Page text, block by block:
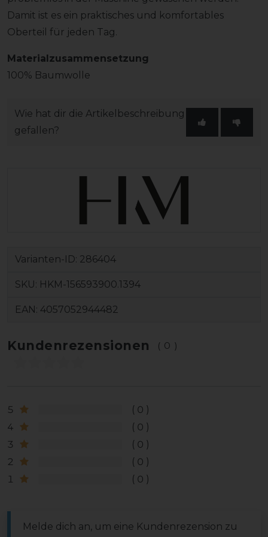
Damit ist es ein praktisches und komfortables
Oberteil für jeden Tag.
Materialzusammensetzung
100% Baumwolle
Wie hat dir die Artikelbeschreibung
gefallen?
Varianten-ID: 286404
SKU: HKM-156593900.1394
EAN: 4057052944482
Kundenrezensionen (0)
5
0
4
0
3
0
2
0
1
0
Melde dich an, um eine Kundenrezension zu